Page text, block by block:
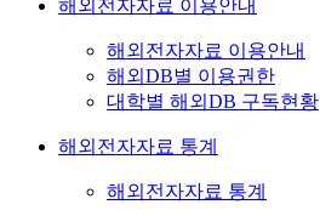
해외전자자료 이용안내
해외전자자료 이용안내
해외DB별 이용권한
대학별 해외DB 구독현황
해외전자자료 통계
해외전자자료 통계